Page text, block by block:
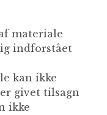
materiale
indforstået
kan ikke
givet tilsagn
ikke